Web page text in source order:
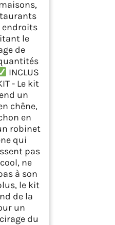
endroits
le
de
INCLUS
- Le kit
un
chêne,
en
robinet
qui
pas
ne
à son
le kit
de la
un
du